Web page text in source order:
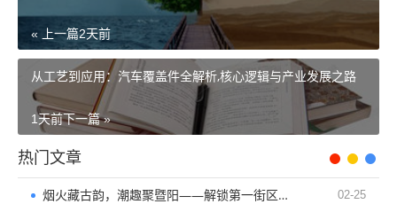
« 上一篇2天前
从工艺到应用：汽车覆盖件全解析,核心逻辑与产业发展之路
下一篇 »
1天前
热门文章
烟火藏古韵，潮趣聚暨阳——解锁第一街区的独特魅力 02-25